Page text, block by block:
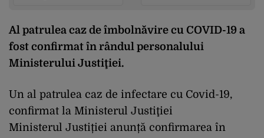
Al patrulea caz de îmbolnăvire cu COVID-19 a
fost confirmat în rândul personalului
Ministerului Justiţiei.
Un al patrulea caz de infectare cu Covid-19,
confirmat la Ministerul Justiţiei
Ministerul Justiției anunță confirmarea în